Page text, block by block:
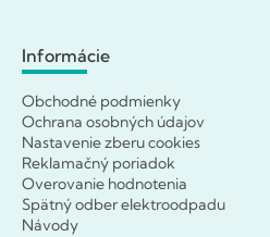
Informácie
Obchodné podmienky
Ochrana osobných údajov
Nastavenie zberu cookies
Reklamačný poriadok
Overovanie hodnotenia
Spätný odber elektroodpadu
Návody